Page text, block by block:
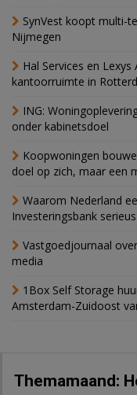
SynVest koopt multi-
Nijmegen
Hal Services en
kantoorruimte in
ING:
onder kabinetsdoel
Koopwoningen
doel op zich, maar een
Waarom Nederland
Investeringsbank
Vastgoedjournaal
media
1Box Self Storage
Amsterdam-Zuidoost
Themamaand: